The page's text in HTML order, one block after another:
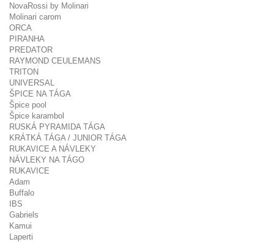
NovaRossi by Molinari
Molinari carom
ORCA
PIRANHA
PREDATOR
RAYMOND CEULEMANS
TRITON
UNIVERSAL
ŠPICE NA TÁGA
Špice pool
Špice karambol
RUSKÁ PYRAMIDA TÁGA
KRÁTKÁ TÁGA / JUNIOR TÁGA
RUKAVICE A NÁVLEKY
NÁVLEKY NA TÁGO
RUKAVICE
Adam
Buffalo
IBS
Gabriels
Kamui
Laperti